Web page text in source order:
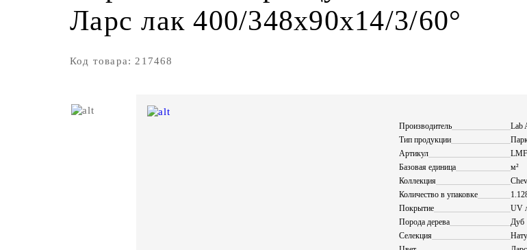
Ларс лак 400/348х90х14/3/60°
Код товара: 217468
Производитель
Lab
Тип продукции
Артикул
Базовая единица
м²
Коллекция
Количество в упаковке
Покрытие
UV
Порода дерева
Дуб
Селекция